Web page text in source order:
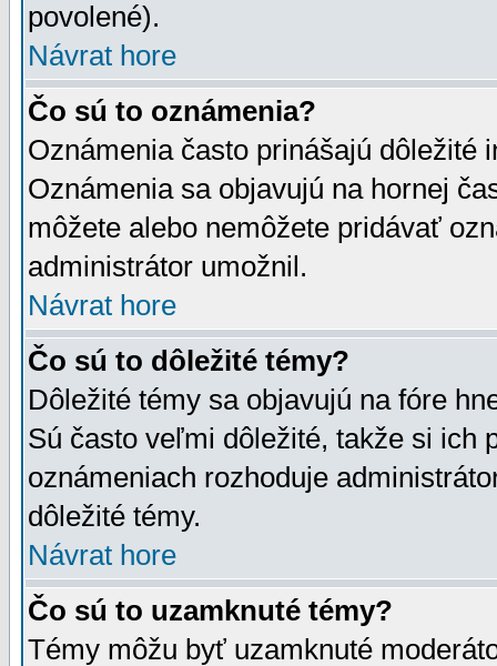
povolené).
Návrat hore
Čo sú to oznámenia?
Oznámenia často prinášajú dôležité
Oznámenia sa objavujú na hornej
môžete alebo nemôžete pridávať
administrátor umožnil.
Návrat hore
Čo sú to dôležité témy?
Dôležité témy sa objavujú na fóre
Sú často veľmi dôležité, takže si ich
oznámeniach rozhoduje
dôležité témy.
Návrat hore
Čo sú to uzamknuté témy?
Témy môžu byť uzamknuté